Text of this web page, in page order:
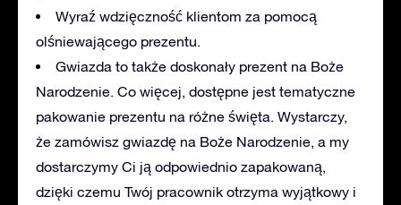
Wyraź wdzięczność klientom za pomocą
olśniewającego prezentu.
Gwiazda to także doskonały prezent na Boże
Narodzenie. Co więcej, dostępne jest tematyczne
pakowanie prezentu na różne święta. Wystarczy,
że zamówisz gwiazdę na Boże Narodzenie, a my
dostarczymy Ci ją odpowiednio zapakowaną,
dzięki czemu Twój pracownik otrzyma wyjątkowy i